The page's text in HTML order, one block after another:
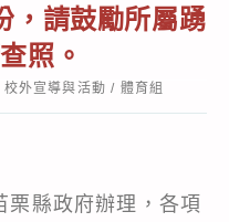
，請鼓勵所屬踴
照。
校外宣導與活動 / 體育組
栗縣政府辦理，各項